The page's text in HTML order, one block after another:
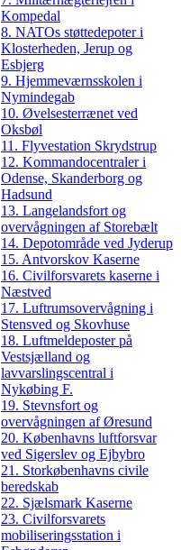
Kompedal
8. NATOs støttedepoter i
Klosterheden, Jerup og
Esbjerg
9. Hjemmeværnsskolen i
Nymindegab
10. Øvelsesterrænet ved
Oksbøl
11. Flyvestation Skrydstrup
12. Kommandocentraler i
Odense, Skanderborg og
Hadsund
13. Langelandsfort og
overvågningen af Storebælt
14. Depotområde ved Jyderup
15. Antvorskov Kaserne
16. Civilforsvarets kaserne i
Næstved
17. Luftrumsovervågning i
Stensved og Skovhuse
18. Luftmeldeposter på
Vestsjælland og
lavvarslingscentral i
Nykøbing F.
19. Stevnsfort og
overvågningen af Øresund
20. Københavns luftforsvar
ved Sigerslev og Ejbybro
21. Storkøbenhavns civile
beredskab
22. Sjælsmark Kaserne
23. Civilforsvarets
mobiliseringsstation i